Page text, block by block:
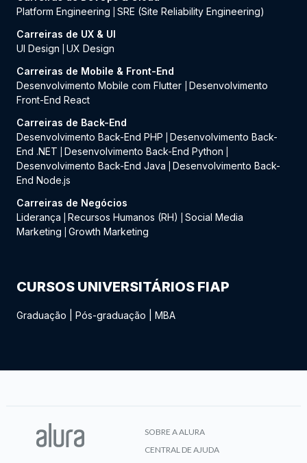
Platform Engineering
SRE (Site Reliability Engineering)
Carreiras de UX & UI
UI Design
UX Design
Carreiras de Mobile & Front-End
Desenvolvimento Mobile com Flutter
Desenvolvimento
Front-End React
Carreiras de Back-End
Desenvolvimento Back-End PHP
Desenvolvimento Back-
End .NET
Desenvolvimento Back-End Python
Desenvolvimento Back-End Java
Desenvolvimento Back-
End Node.js
Carreiras de Negócios
Liderança
Recursos Humanos (RH)
Social Media
Marketing
Growth Marketing
CURSOS UNIVERSITÁRIOS FIAP
Graduação Pós-graduação MBA
SOBRE A ALURA
CENTRAL DE AJUDA